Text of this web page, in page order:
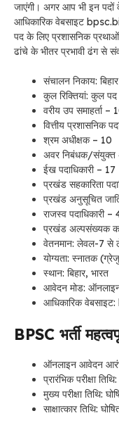
जाएंगी। अगर आप भी इन
आधिकारिक वेबसाइट
पद के लिए प्रशासनिक
ढांचे के भीतर प्रभावी ढंग से
संचालन निकाय:
कुल रिक्तियां: कुल
वरीय उप समाहर्ता –
वित्तीय प्रशासनिक
श्रम अधीक्षक – 10
अवर निबंधक/संयुक्त
ईख पदाधिकारी – 17
प्रखंड सहकारिता
प्रखंड अनुसूचित
राजस्व पदाधिकारी –
प्रखंड अल्पसंख्यक
वेतनमान: लेवल-7 से
योग्यता: स्नातक
स्थान: बिहार, भारत
आवेदन मोड:
आधिकारिक
BPSC भर्ती
ऑनलाइन आवेदन
प्रारंभिक परीक्षा
मुख्य परीक्षा तिथि:
साक्षात्कार तिथि: